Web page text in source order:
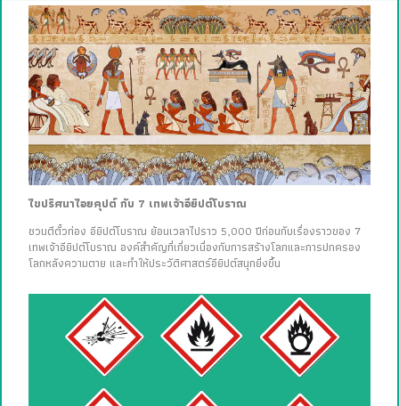
ไขปริศนาไอยคุปต์ กับ 7 เทพเจ้าอียิปต์โบราณ
ชวนตีตั๋วท่อง อียิปต์โบราณ ย้อนเวลาไปราว 5,000 ปีก่อนกับเรื่องราวของ 7
เทพเจ้าอียิปต์โบราณ องค์สำคัญที่เกี่ยวเนื่องกับการสร้างโลกและการปกครอง
โลกหลังความตาย และทำให้ประวัติศาสตร์อียิปต์สนุกยิ่งขึ้น